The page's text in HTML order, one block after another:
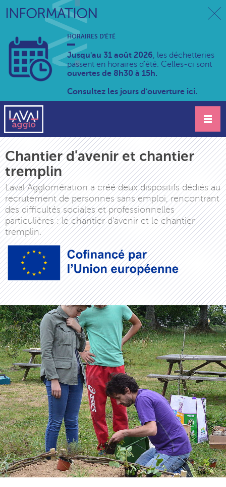
INFORMATION
HORAIRES D'ÉTÉ
Jusqu'au 31 août 2026, les déchetteries
passent en horaires d'été. Celles-ci sont
ouvertes de 8h30 à 15h.
Consultez les jours d'ouverture ici.
Chantier d'avenir et chantier
tremplin
Laval Agglomération a créé deux dispositifs dédiés au
recrutement de personnes sans emploi, rencontrant
des difficultés sociales et professionnelles
particulières : le chantier d'avenir et le chantier
tremplin.